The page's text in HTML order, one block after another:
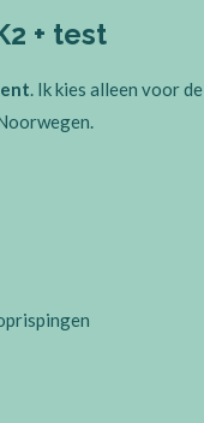
+ test
. Ik kies alleen voor de